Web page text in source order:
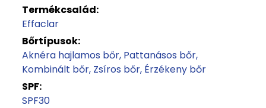
Termékcsalád:
Effaclar
Bőrtípusok:
Aknéra hajlamos bőr Pattanásos bőr
Kombinált bőr Zsíros bőr Érzékeny bőr
SPF:
SPF30